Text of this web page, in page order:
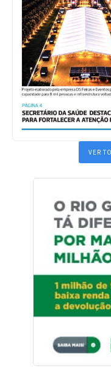
VER